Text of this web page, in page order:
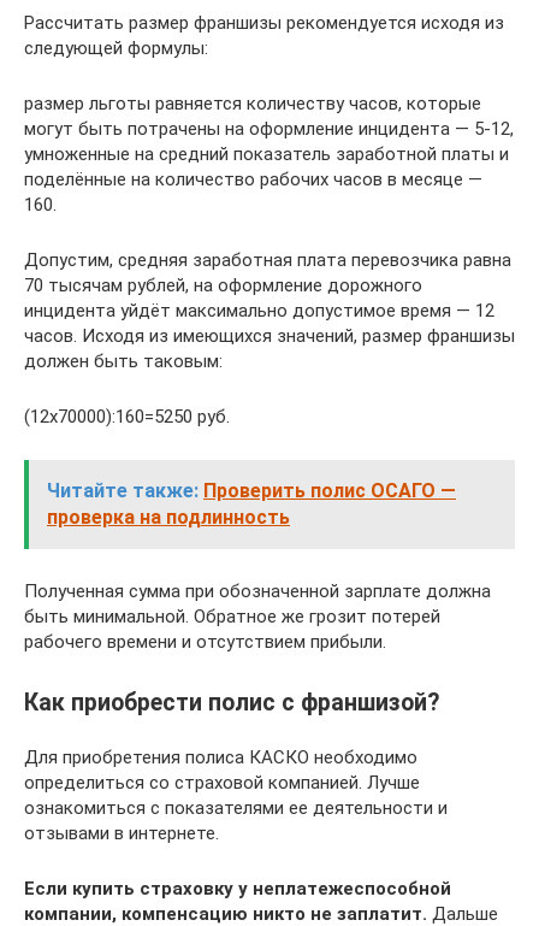
Рассчитать размер франшизы рекомендуется исходя из
следующей формулы:
размер льготы равняется количеству часов, которые
могут быть потрачены на оформление инцидента — 5-12,
умноженные на средний показатель заработной платы и
поделённые на количество рабочих часов в месяце —
160.
Допустим, средняя заработная плата перевозчика равна
70 тысячам рублей, на оформление дорожного
инцидента уйдёт максимально допустимое время — 12
часов. Исходя из имеющихся значений, размер франшизы
должен быть таковым:
(12х70000):160=5250 руб.
Читайте также: Проверить полис ОСАГО —
проверка на подлинность
Полученная сумма при обозначенной зарплате должна
быть минимальной. Обратное же грозит потерей
рабочего времени и отсутствием прибыли.
Как приобрести полис с франшизой?
Для приобретения полиса КАСКО необходимо
определиться со страховой компанией. Лучше
ознакомиться с показателями ее деятельности и
отзывами в интернете.
Если купить страховку у неплатежеспособной
компании, компенсацию никто не заплатит. Дальше